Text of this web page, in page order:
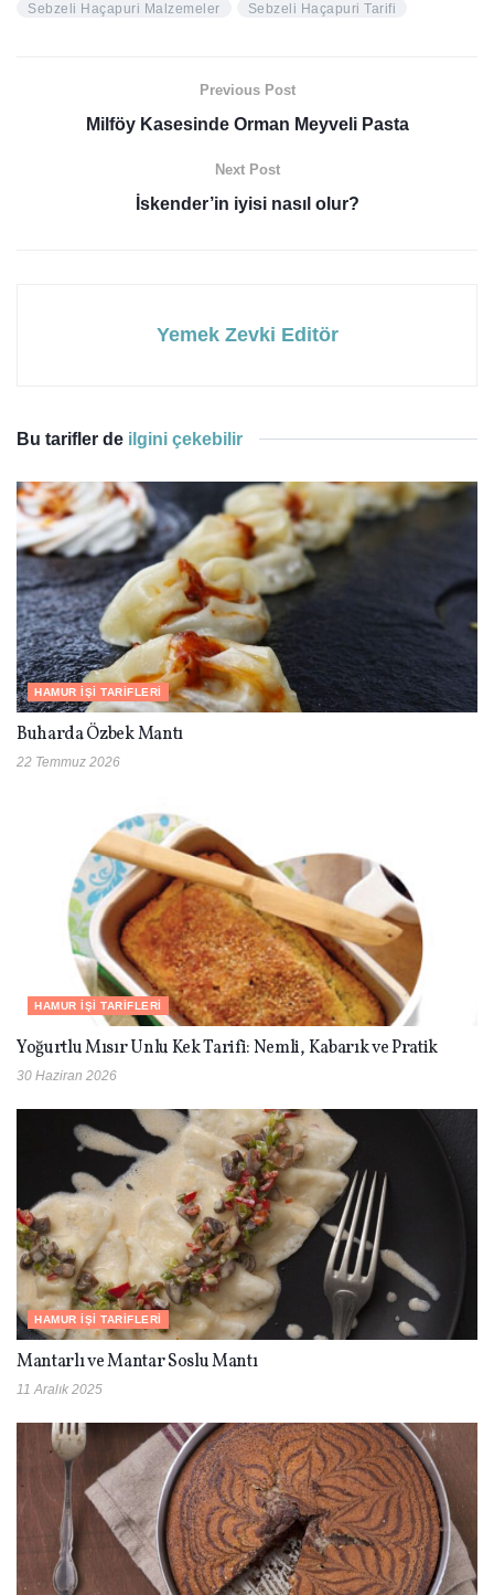
Sebzeli Haçapuri Malzemeler
Sebzeli Haçapuri Tarifi
Previous Post
Milföy Kasesinde Orman Meyveli Pasta
Next Post
İskender’in iyisi nasıl olur?
Yemek Zevki Editör
Bu tarifler de ilgini çekebilir
HAMUR İŞI TARIFLERI
Buharda Özbek Mantı
22 Temmuz 2026
HAMUR İŞI TARIFLERI
Yoğurtlu Mısır Unlu Kek Tarifi: Nemli, Kabarık ve Pratik
30 Haziran 2026
HAMUR İŞI TARIFLERI
Mantarlı ve Mantar Soslu Mantı
11 Aralık 2025